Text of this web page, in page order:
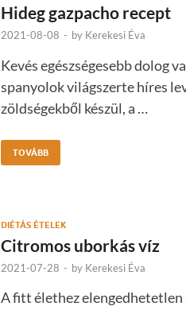
Hideg gazpacho recept
2021-08-08 - by Kerekesi Éva
Kevés egészségesebb dolog
spanyolok világszerte híres
zöldségekből készül, a …
TOVÁBB
DIÉTÁS ÉTELEK
Citromos uborkás víz
2021-07-28 - by Kerekesi Éva
A fitt élethez elengedhetetlen